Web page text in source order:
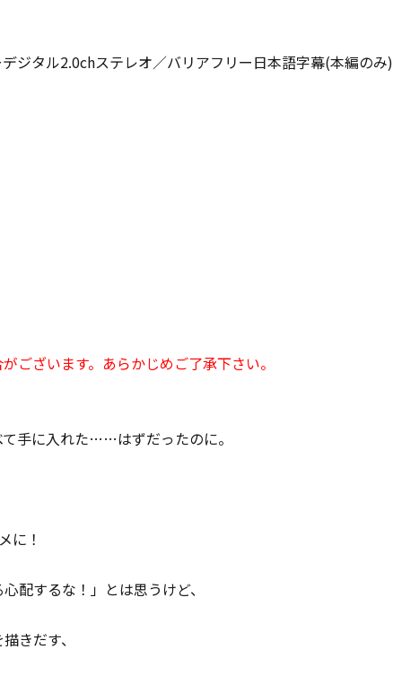
ジタル2.0chステレオ／バリアフリー日本語字幕(本編のみ)
ございます。あらかじめご了承下さい。
手に入れた……はずだったのに。
に！
配するな！」とは思うけど、
きだす、